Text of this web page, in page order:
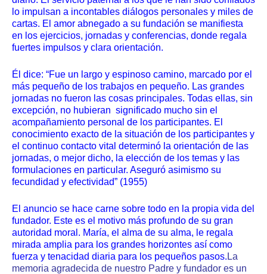
lo impulsan a incontables diálogos personales y miles de
cartas. El amor abnegado a su fundación se manifiesta
en los ejercicios, jornadas y conferencias, donde regala
fuertes impulsos y clara orientación.
Él dice: “Fue un largo y espinoso camino, marcado por el
más pequeño de los trabajos en pequeño. Las grandes
jornadas no fueron las cosas principales. Todas ellas, sin
excepción, no hubieran significado mucho sin el
acompañamiento personal de los participantes. El
conocimiento exacto de la situación de los participantes y
el continuo contacto vital determinó la orientación de las
jornadas, o mejor dicho, la elección de los temas y las
formulaciones en particular. Aseguró asimismo su
fecundidad y efectividad” (1955)
El anuncio se hace carne sobre todo en la propia vida del
fundador. Este es el motivo más profundo de su gran
autoridad moral. María, el alma de su alma, le regala
mirada amplia para los grandes horizontes así como
fuerza y tenacidad diaria para los pequeños pasos. La
memoria agradecida de nuestro Padre y fundador es un